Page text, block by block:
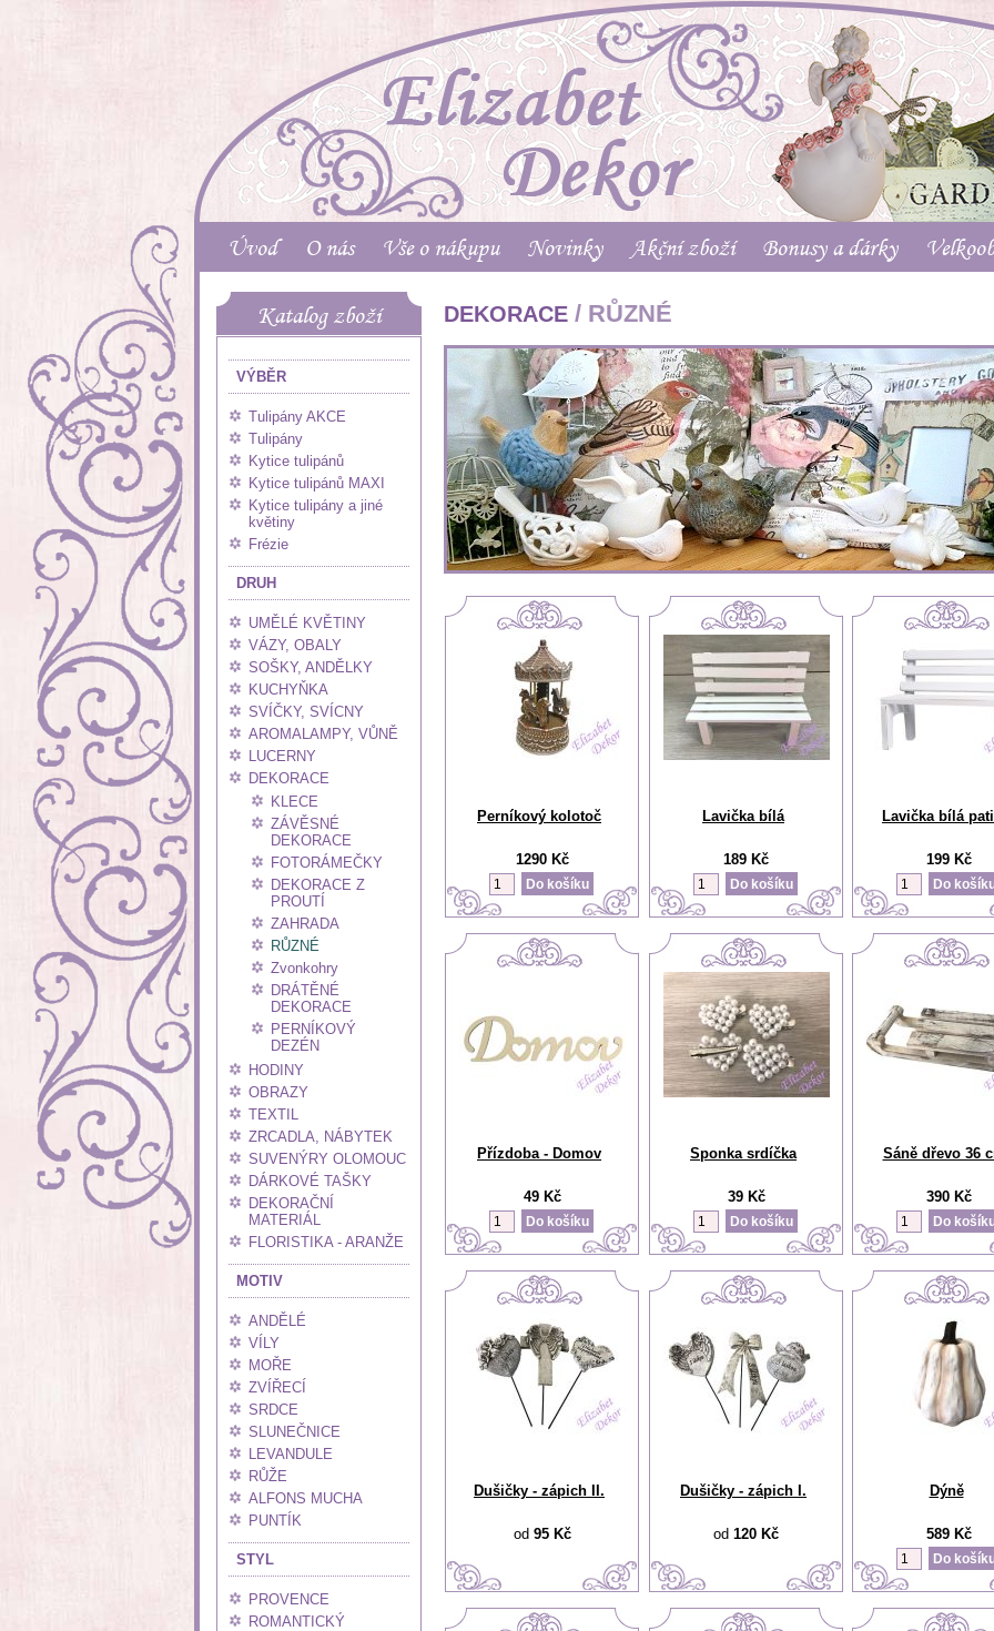
Úvod O nás Vše o nákupu Novinky Akční zboží Bonusy a dárky
Katalog zboží
VÝBĚR
Tulipány AKCE
Tulipány
Kytice tulipánů
Kytice tulipánů MAXI
Kytice tulipány a jiné
květiny
Frézie
DRUH
UMĚLÉ KVĚTINY
VÁZY, OBALY
SOŠKY, ANDĚLKY
KUCHYŇKA
SVÍČKY, SVÍCNY
AROMALAMPY, VŮNĚ
LUCERNY
DEKORACE
KLECE
ZÁVĚSNÉ
DEKORACE
FOTORÁMEČKY
DEKORACE Z
PROUTÍ
ZAHRADA
RŮZNÉ
Zvonkohry
DRÁTĚNÉ
DEKORACE
PERNÍKOVÝ
DEZÉN
HODINY
OBRAZY
TEXTIL
ZRCADLA, NÁBYTEK
SUVENÝRY OLOMOUC
DÁRKOVÉ TAŠKY
DEKORAČNÍ
MATERIÁL
FLORISTIKA - ARANŽE
MOTIV
ANDĚLÉ
VÍLY
MOŘE
ZVÍŘECÍ
SRDCE
SLUNEČNICE
LEVANDULE
RŮŽE
ALFONS MUCHA
PUNTÍK
STYL
PROVENCE
ROMANTICKÝ
DEKORACE / RŮZNÉ
Perníkový kolotoč
1290 Kč
Lavička bílá
189 Kč
Lavička bílá
199 Kč
Přízdoba - Domov
49 Kč
Sponka srdíčka
39 Kč
Sáně dřevo 36
390 Kč
Dušičky - zápich II.
od 95 Kč
Dušičky - zápich I.
od 120 Kč
Dýně
589 Kč